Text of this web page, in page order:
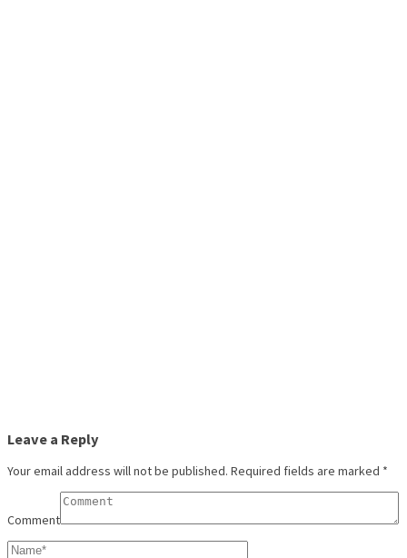
Leave a Reply
Your email address will not be published. Required fields are marked *
Comment